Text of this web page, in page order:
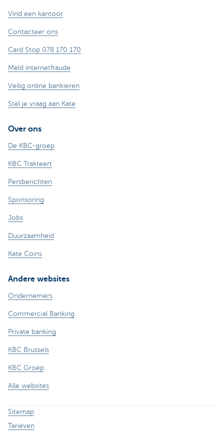
Vind een kantoor
Contacteer ons
Card Stop 078 170 170
Meld internetfraude
Veilig online bankieren
Stel je vraag aan Kate
Over ons
De KBC-groep
KBC Trakteert
Persberichten
Sponsoring
Jobs
Duurzaamheid
Kate Coins
Andere websites
Ondernemers
Commercial Banking
Private banking
KBC Brussels
KBC Groep
Alle websites
Sitemap
Tarieven